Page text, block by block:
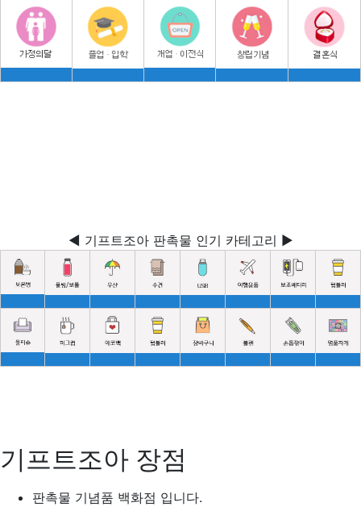
◀ 기프트조아 판촉물 인기 카테고리 ▶
기프트조아 장점
판촉물 기념품 백화점 입니다.